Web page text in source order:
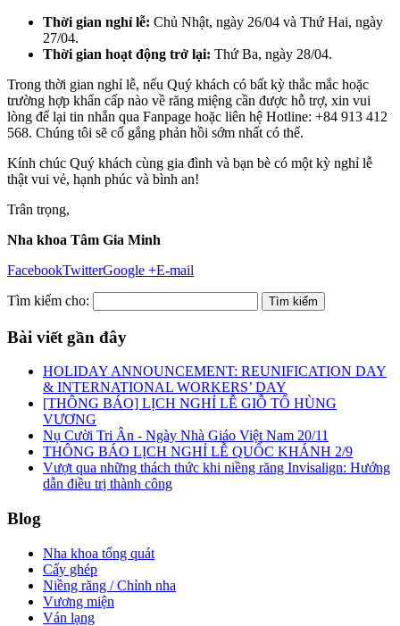
Thời gian nghỉ lễ: Chủ Nhật, ngày 26/04 và Thứ Hai, ngày
27/04.
Thời gian hoạt động trở lại: Thứ Ba, ngày 28/04.
Trong thời gian nghỉ lễ, nếu Quý khách có bất kỳ thắc mắc hoặc
trường hợp khẩn cấp nào về răng miệng cần được hỗ trợ, xin vui
lòng để lại tin nhắn qua Fanpage hoặc liên hệ Hotline: +84 913 412
568. Chúng tôi sẽ cố gắng phản hồi sớm nhất có thể.
Kính chúc Quý khách cùng gia đình và bạn bè có một kỳ nghỉ lễ
thật vui vẻ, hạnh phúc và bình an!
Trân trọng,
Nha khoa Tâm Gia Minh
FacebookTwitterGoogle +E-mail
Tìm kiếm cho:
Bài viết gần đây
HOLIDAY ANNOUNCEMENT: REUNIFICATION DAY
& INTERNATIONAL WORKERS’ DAY
[THÔNG BÁO] LỊCH NGHỈ LỄ GIỖ TỔ HÙNG
VƯƠNG
Nụ Cười Tri Ân - Ngày Nhà Giáo Việt Nam 20/11
THÔNG BÁO LỊCH NGHỈ LỄ QUỐC KHÁNH 2/9
Vượt qua những thách thức khi niềng răng Invisalign: Hướng
dẫn điều trị thành công
Blog
Nha khoa tổng quát
Cấy ghép
Niềng răng / Chỉnh nha
Vương miện
Ván lạng